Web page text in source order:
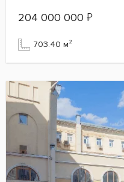
204 000 000 ₽
703.40 м²